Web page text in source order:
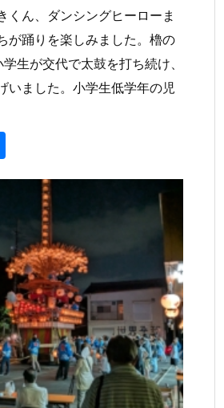
くん、ダンシングヒーローま
が踊りを楽しみました。櫓の
生が交代で太鼓を打ち続け、
いました。小学生低学年の児